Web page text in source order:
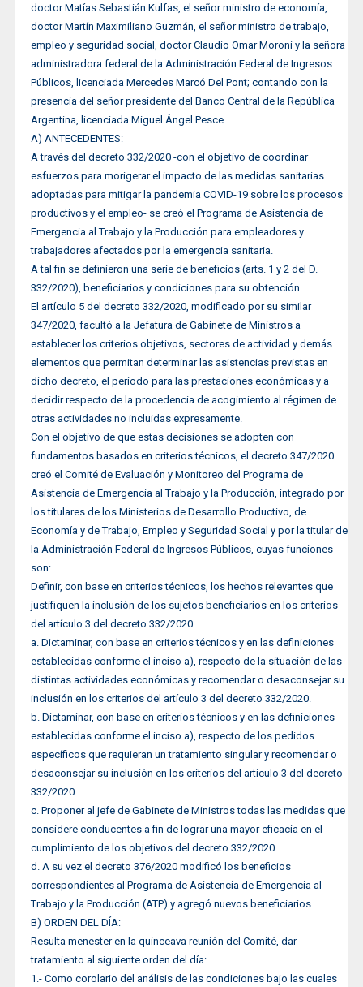
doctor Matías Sebastián Kulfas, el señor ministro de economía,
doctor Martín Maximiliano Guzmán, el señor ministro de trabajo,
empleo y seguridad social, doctor Claudio Omar Moroni y la señora
administradora federal de la Administración Federal de Ingresos
Públicos, licenciada Mercedes Marcó Del Pont; contando con la
presencia del señor presidente del Banco Central de la República
Argentina, licenciada Miguel Ángel Pesce.
A) ANTECEDENTES:
A través del decreto 332/2020 -con el objetivo de coordinar
esfuerzos para morigerar el impacto de las medidas sanitarias
adoptadas para mitigar la pandemia COVID-19 sobre los procesos
productivos y el empleo- se creó el Programa de Asistencia de
Emergencia al Trabajo y la Producción para empleadores y
trabajadores afectados por la emergencia sanitaria.
A tal fin se definieron una serie de beneficios (arts. 1 y 2 del D.
332/2020), beneficiarios y condiciones para su obtención.
El artículo 5 del decreto 332/2020, modificado por su similar
347/2020, facultó a la Jefatura de Gabinete de Ministros a
establecer los criterios objetivos, sectores de actividad y demás
elementos que permitan determinar las asistencias previstas en
dicho decreto, el período para las prestaciones económicas y a
decidir respecto de la procedencia de acogimiento al régimen de
otras actividades no incluidas expresamente.
Con el objetivo de que estas decisiones se adopten con
fundamentos basados en criterios técnicos, el decreto 347/2020
creó el Comité de Evaluación y Monitoreo del Programa de
Asistencia de Emergencia al Trabajo y la Producción, integrado por
los titulares de los Ministerios de Desarrollo Productivo, de
Economía y de Trabajo, Empleo y Seguridad Social y por la titular de
la Administración Federal de Ingresos Públicos, cuyas funciones
son:
Definir, con base en criterios técnicos, los hechos relevantes que
justifiquen la inclusión de los sujetos beneficiarios en los criterios
del artículo 3 del decreto 332/2020.
a. Dictaminar, con base en criterios técnicos y en las definiciones
establecidas conforme el inciso a), respecto de la situación de las
distintas actividades económicas y recomendar o desaconsejar su
inclusión en los criterios del artículo 3 del decreto 332/2020.
b. Dictaminar, con base en criterios técnicos y en las definiciones
establecidas conforme el inciso a), respecto de los pedidos
específicos que requieran un tratamiento singular y recomendar o
desaconsejar su inclusión en los criterios del artículo 3 del decreto
332/2020.
c. Proponer al jefe de Gabinete de Ministros todas las medidas que
considere conducentes a fin de lograr una mayor eficacia en el
cumplimiento de los objetivos del decreto 332/2020.
d. A su vez el decreto 376/2020 modificó los beneficios
correspondientes al Programa de Asistencia de Emergencia al
Trabajo y la Producción (ATP) y agregó nuevos beneficiarios.
B) ORDEN DEL DÍA:
Resulta menester en la quinceava reunión del Comité, dar
tratamiento al siguiente orden del día:
1.- Como corolario del análisis de las condiciones bajo las cuales